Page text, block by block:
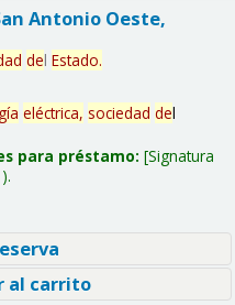
Antonio Oeste,
del Estado.
eléctrica, sociedad del
para préstamo: Signatura
al carrito